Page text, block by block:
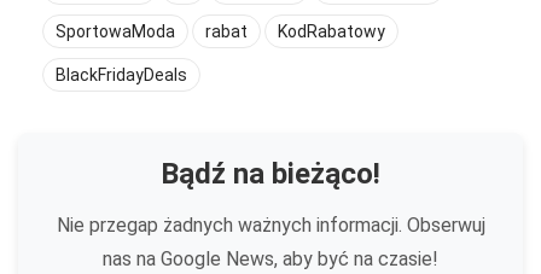
SportowaModa rabat KodRabatowy
BlackFridayDeals
Bądź na bieżąco!
Nie przegap żadnych ważnych informacji. Obserwuj
nas na Google News, aby być na czasie!